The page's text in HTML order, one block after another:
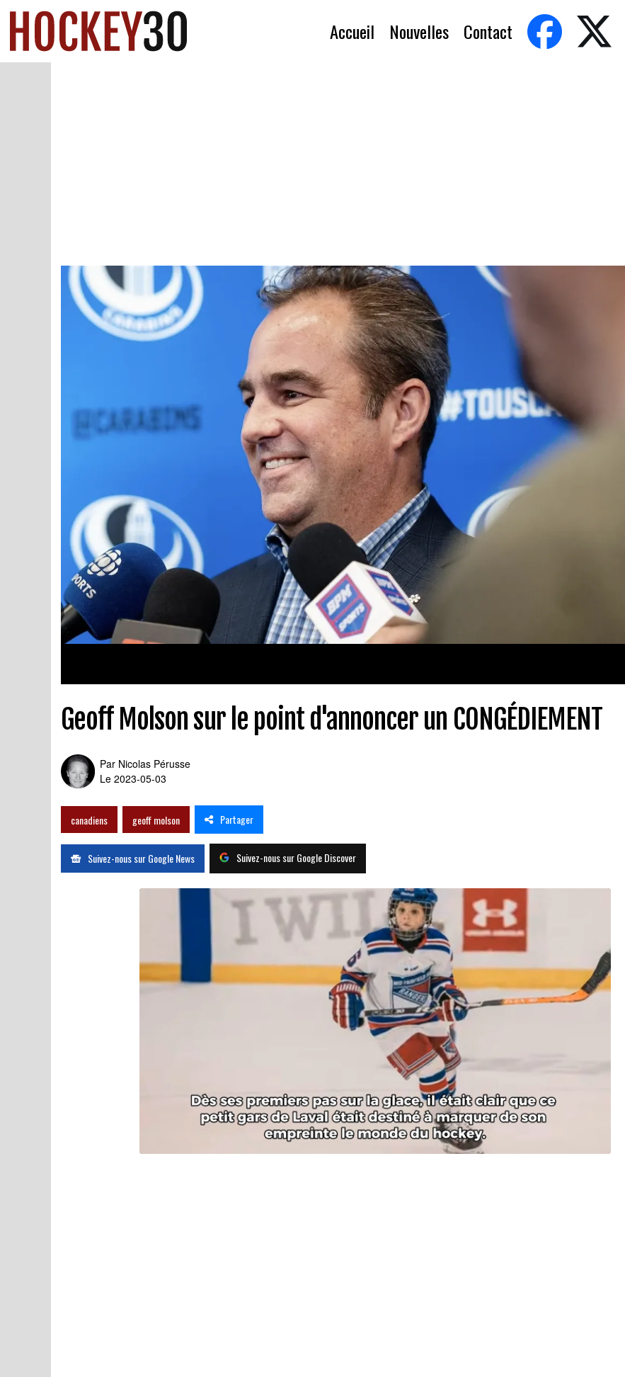
Accueil Nouvelles Contact
Geoff Molson sur le point d'annoncer un CONGÉDIEMENT
Par Nicolas Pérusse
Le 2023-05-03
canadiens geoff molson Partager
Suivez-nous sur Google News Suivez-nous sur Google Discover